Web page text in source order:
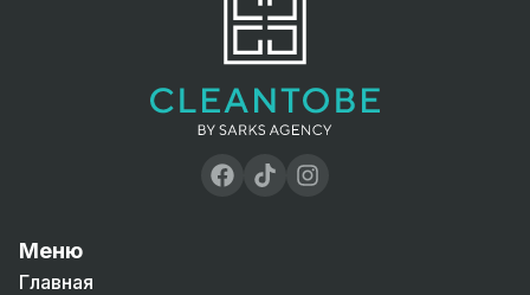
Меню
Главная